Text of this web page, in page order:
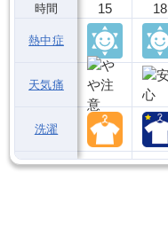
時間
熱中症
天気痛
洗濯
15 18